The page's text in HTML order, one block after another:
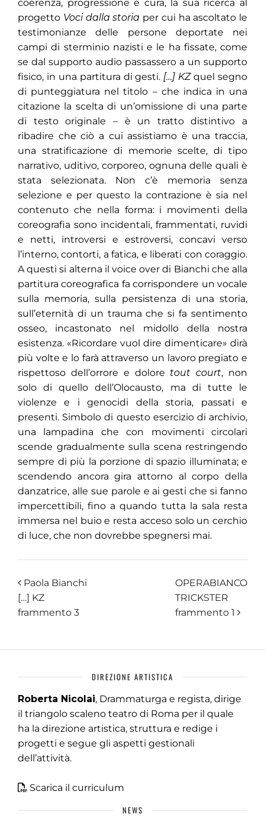
coerenza, progressione e cura, la sua ricerca al
progetto Voci dalla storia per cui ha ascoltato le
testimonianze delle persone deportate nei
campi di sterminio nazisti e le ha fissate, come
se dal supporto audio passassero a un supporto
fisico, in una partitura di gesti. […] KZquel segno
di punteggiatura nel titolo – che indica in una
citazione la scelta di un’omissione di una parte
di testo originale – è un tratto distintivo a
ribadire che ciò a cui assistiamo è una traccia,
una stratificazione di memorie scelte, di tipo
narrativo, uditivo, corporeo, ognuna delle quali è
stata selezionata. Non c’è memoria senza
selezione e per questo la contrazione è sia nel
contenuto che nella forma: i movimenti della
coreografia sono incidentali, frammentati, ruvidi
e netti, introversi e estroversi, concavi verso
l’interno, contorti, a fatica, e liberati con coraggio.
A questi si alterna il voice over di Bianchi che alla
partitura coreografica fa corrispondere un vocale
sulla memoria, sulla persistenza di una storia,
sull’eternità di un trauma che si fa sentimento
osseo, incastonato nel midollo della nostra
esistenza. «Ricordare vuol dire dimenticare» dirà
più volte e lo farà attraverso un lavoro pregiato e
rispettoso dell’orrore e dolore tout court, non
solo di quello dell’Olocausto, ma di tutte le
violenze e i genocidi della storia, passati e
presenti. Simbolo di questo esercizio di archivio,
una lampadina che con movimenti circolari
scende gradualmente sulla scena restringendo
sempre di più la porzione di spazio illuminata; e
scendendo ancora gira attorno al corpo della
danzatrice, alle sue parole e ai gesti che si fanno
impercettibili, fino a quando tutta la sala resta
immersa nel buio e resta acceso solo un cerchio
di luce, che non dovrebbe spegnersi mai.
Paola Bianchi
[…] KZ
frammento 3
OPERABIANCO
TRICKSTER
frammento 1
DIREZIONE ARTISTICA
Roberta Nicolai, Drammaturga e regista, dirige
il triangolo scaleno teatro di Roma per il quale
ha la direzione artistica, struttura e redige i
progetti e segue gli aspetti gestionali
dell’attività.
Scarica il curriculum
NEWS